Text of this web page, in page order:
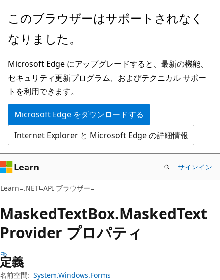
メ
ン
ン
テ
ン
ツ
に
ス
キ
ッ
プ
ペ
ジ
ナ
ビ
ゲ
ー
シ
ョ
ン
に
ス
キ
ッ
プ
このブラウザーはサポートされなく
なりました。
Microsoft Edge にアップグレードすると、最新の機能、
セキュリティ更新プログラム、およびテクニカル サポー
トを利用できます。
Microsoft Edge をダウンロードする
Internet Explorer と Microsoft Edge の詳細情報
Learn サインイン
Learn .NET API ブラウザー
MaskedTextBox.MaskedText
Provider プロパティ
定義
名前空間: System.Windows.Forms